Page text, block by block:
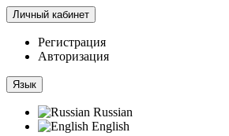
Личный кабинет
Регистрация
Авторизация
Язык
Russian
English